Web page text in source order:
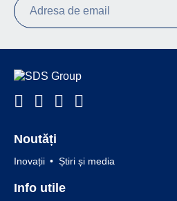
Noutăți
Inovații Știri și media
Info utile